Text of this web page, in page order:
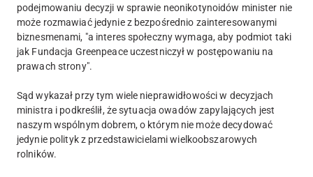
podejmowaniu decyzji w sprawie neonikotynoidów minister nie
może rozmawiać jedynie z bezpośrednio zainteresowanymi
biznesmenami, "a interes społeczny wymaga, aby podmiot taki
jak Fundacja Greenpeace uczestniczył w postępowaniu na
prawach strony".
Sąd wykazał przy tym wiele nieprawidłowości w decyzjach
ministra i podkreślił, że sytuacja owadów zapylających jest
naszym wspólnym dobrem, o którym nie może decydować
jedynie polityk z przedstawicielami wielkoobszarowych
rolników.